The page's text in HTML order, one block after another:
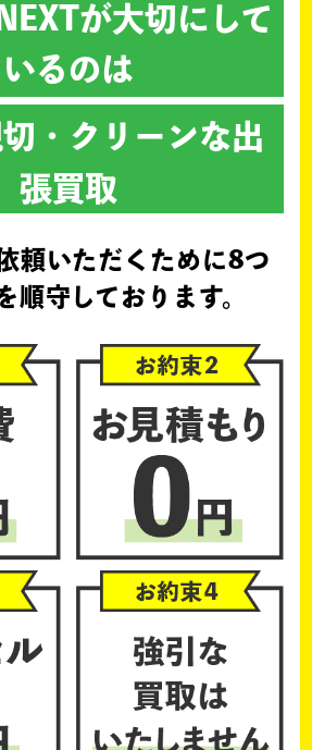
が大切にして
いるのは
・クリーンな出
張買取
頼いただくために8つ
順守しております。